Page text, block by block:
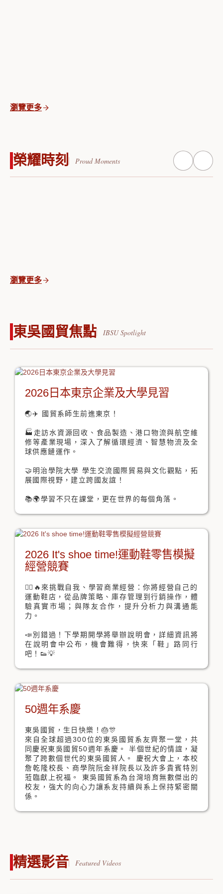
瀏覽更多
榮耀時刻
瀏覽更多
東吳國貿焦點
2026日本東京企業及大學見習
🌏✈️ 國貿系師生前進東京！
🏭走訪水資源回收、食品製造、港口物流與航空維
修等產業現場，深入了解循環經濟、智慧物流及全
球供應鏈運作。
🤝明治學院大學 學生交流國際貿易與文化觀點，拓
展國際視野，建立跨國友誼！
📚🌍學習不只在課堂，更在世界的每個角落。
2026 It's shoe time!運動鞋零售模擬
經營競賽
🏃‍♀️🔥來挑戰自我、學習商業經營：你將經營自己的
運動鞋店，從品牌策略、庫存管理到行銷操作，體
驗真實市場；與隊友合作，提升分析力與溝通能
力。
📣別錯過！下學期開學將舉辦說明會，詳細資訊將
在說明會中公布，機會難得，快來「鞋」路同行
吧！👟💡
50週年系慶
東吳國貿，生日快樂！🎂🎊
來自全球超過300位的東吳國貿系友齊聚一堂，共
同慶祝東吳國貿50週年系慶。 半個世紀的情誼，凝
聚了跨數個世代的東吳國貿人。 慶祝大會上，本校
詹乾隆校長、商學院阮金祥院長以及許多貴賓特別
蒞臨獻上祝福。 東吳國貿系為台灣培育無數傑出的
校友，強大的向心力讓系友持續與系上保持緊密關
係。
精選影音